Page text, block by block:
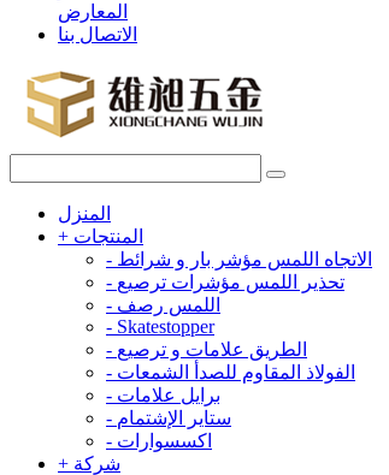
المعارض
الاتصال بنا
المنزل
+ المنتجات
- الاتجاه اللمس مؤشر بار و شرائط
- تحذير اللمس مؤشرات ترصيع
- اللمس رصف
- Skatestopper
- الطريق علامات و ترصيع
- الفولاذ المقاوم للصدأ الشمعات
- برايل علامات
- ستاير الإشتمام
- اكسسوارات
+ شركة